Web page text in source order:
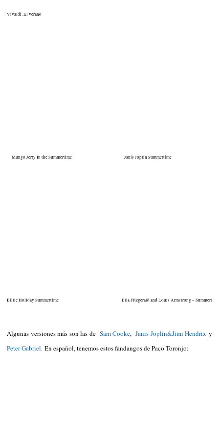
Vivaldi. El verano
Mungo Jerry In the Summertime Janis Joplin Summertime
Billie Holiday Summertime Ella Fitzgerald and Louis Armstrong – Summertime
Algunas versiones más son las de Sam Cooke,Janis Joplin&Jimi Hendrix y
Peter Gabriel. En español, tenemos estos fandangos de Paco Toronjo: